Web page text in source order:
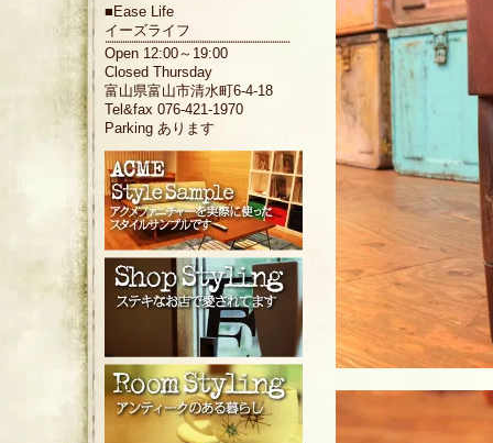
■ Ease Life
イーズライフ
Open 12:00～19:00
Closed Thursday
富山県富山市清水町6-4-18
Tel&fax 076-421-1970
Parking あります